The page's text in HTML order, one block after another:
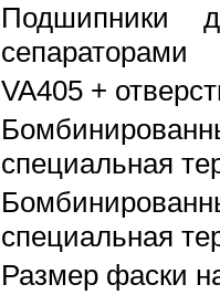
Подшипники
сепараторами
VA405 +
специальная
специальная
Размер фаски